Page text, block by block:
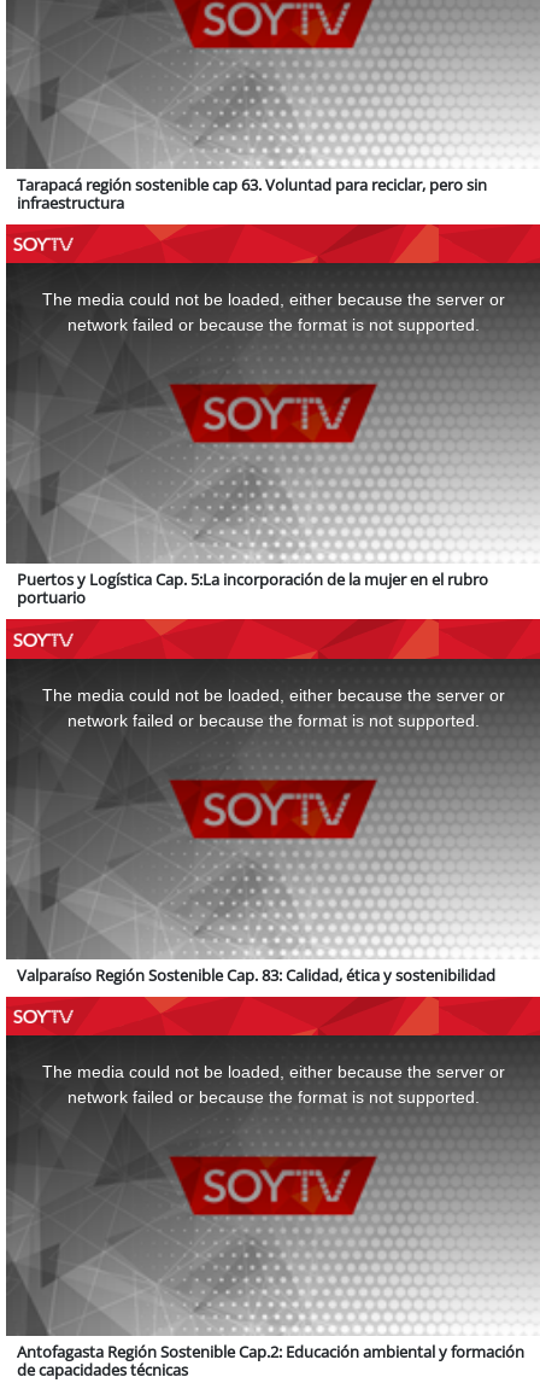
Tarapacá región sostenible cap 63. Voluntad para reciclar, pero sin
infraestructura
The media could not be loaded, either because the server or
network failed or because the format is not supported.
Puertos y Logística Cap. 5:La incorporación de la mujer en el rubro
portuario
The media could not be loaded, either because the server or
network failed or because the format is not supported.
Valparaíso Región Sostenible Cap. 83: Calidad, ética y sostenibilidad
The media could not be loaded, either because the server or
network failed or because the format is not supported.
Antofagasta Región Sostenible Cap.2: Educación ambiental y formación
de capacidades técnicas